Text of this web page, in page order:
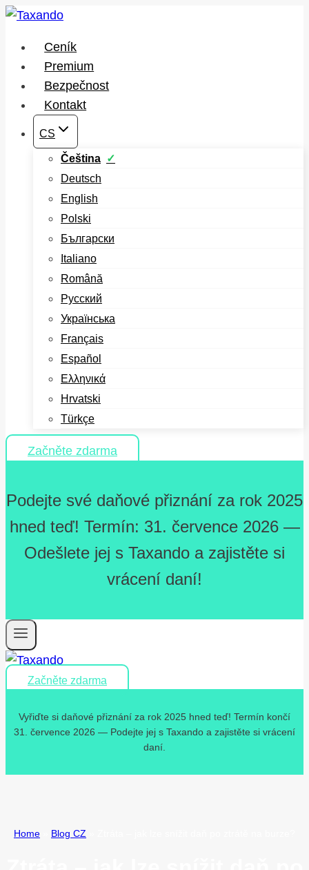
Přeskočit
obsah
Ceník
Premium
Bezpečnost
Kontakt
CS
Čeština
Deutsch
English
Polski
Български
Italiano
Română
Русский
Українська
Français
Español
Ελληνικά
Hrvatski
Türkçe
Začněte zdarma
Podejte své daňové přiznání za rok 2025
hned teď! Termín: 31. července 2026 —
Odešlete jej s Taxando a zajistěte si
vrácení daní!
Začněte zdarma
Vyřiďte si daňové přiznání za rok 2025 hned teď! Termín končí
31. července 2026 — Podejte jej s Taxando a zajistěte si vrácení
daní.
Home Blog CZ